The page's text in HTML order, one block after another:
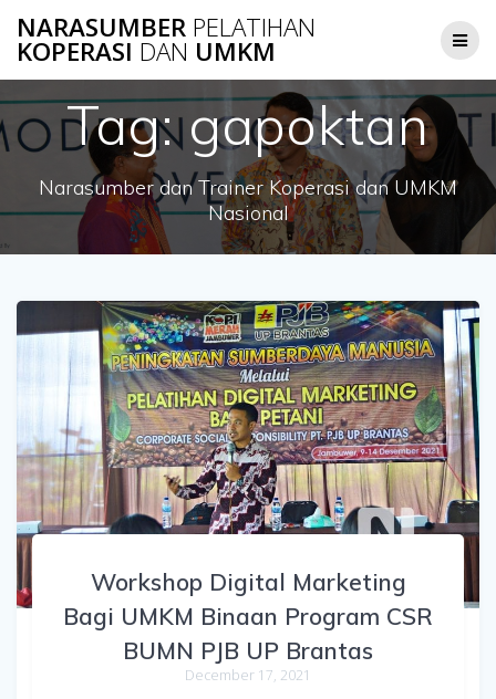
to
content
NARASUMBER PELATIHAN
KOPERASI DAN UMKM
Tag:gapoktan
Narasumber dan Trainer Koperasi dan UMKM
Nasional
Workshop Digital Marketing
Bagi UMKM Binaan Program CSR
BUMN PJB UP Brantas
December 17, 2021